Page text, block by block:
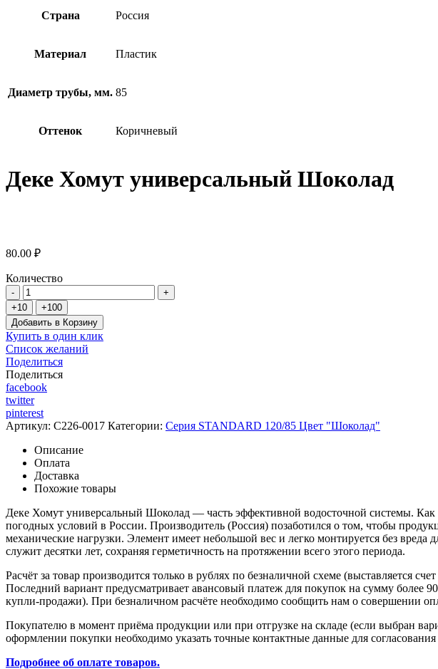
Страна Россия
Материал Пластик
Диаметр трубы, мм. 85
Оттенок Коричневый
Деке Хомут универсальный Шоколад
80.00 ₽
Количество
Добавить в Корзину
Купить в один клик
Список желаний
Поделиться
Поделиться
facebook
twitter
pinterest
Артикул: C226-0017 Категории: Серия STANDARD 120/85 Цвет "Шоколад"
Описание
Оплата
Доставка
Похожие товары
Деке Хомут универсальный Шоколад — часть эффективной водосточной системы. Как
погодных условий в России. Производитель (Россия) позаботился о том, чтобы
механические нагрузки. Элемент имеет небольшой вес и легко монтируется без вреда
служит десятки лет, сохраняя герметичность на протяжении всего этого периода.
Расчёт за товар производится только в рублях по безналичной схеме (выставляется
Последний вариант предусматривает авансовый платеж для покупок на сумму более
купли-продажи). При безналичном расчёте необходимо сообщить нам о совершении
Покупателю в момент приёма продукции или при отгрузке на складе (если выбран
оформлении покупки необходимо указать точные контактные данные для
Подробнее об оплате товаров.